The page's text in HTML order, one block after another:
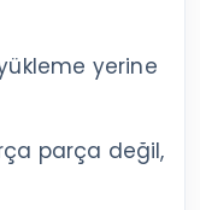
yerine
parça değil,